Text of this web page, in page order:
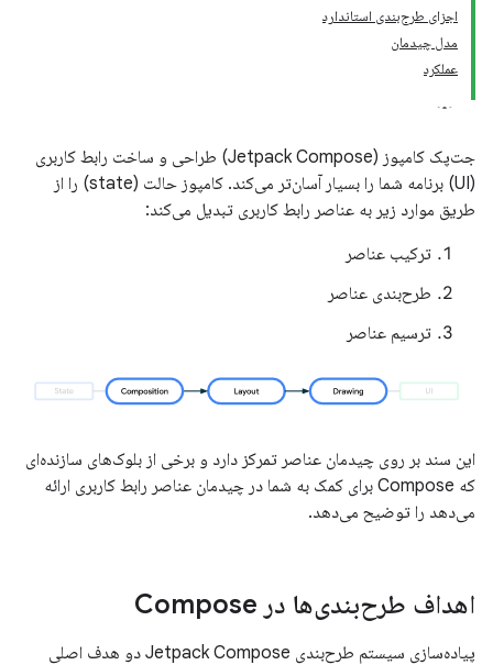
اجزای طرح‌بندی استاندارد
مدل چیدمان
عملکرد
جت‌پک کامپوز (Jetpack Compose) طراحی و ساخت رابط کاربری
(UI) برنامه شما را بسیار آسان‌تر می‌کند. کامپوز حالت (state) را از
طریق موارد زیر به عناصر رابط کاربری تبدیل می‌کند:
ترکیب عناصر
طرح‌بندی عناصر
ترسیم عناصر
این سند بر روی چیدمان عناصر تمرکز دارد و برخی از بلوک‌های سازنده‌ای
که Compose برای کمک به شما در چیدمان عناصر رابط کاربری ارائه
می‌دهد را توضیح می‌دهد.
اهداف طرح‌بندی‌ها در Compose
پیاده‌سازی سیستم طرح‌بندی Jetpack Compose دو هدف اصلی